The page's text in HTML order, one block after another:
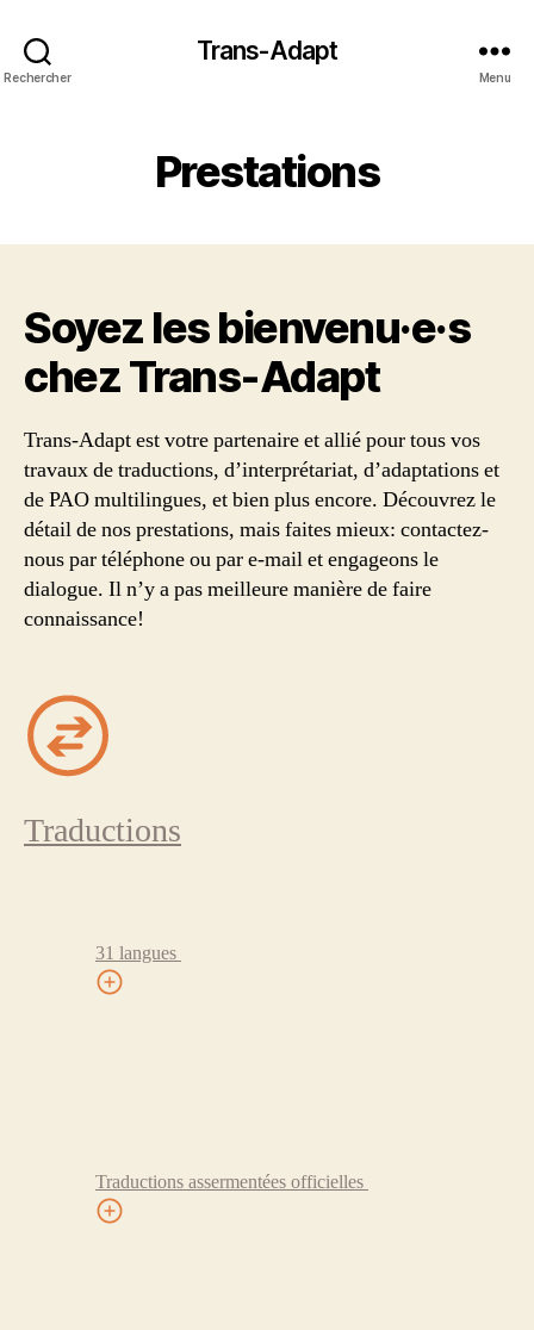
Rechercher
Trans-Adapt
Menu
Prestations
Soyez les bienvenu·e·s
chez Trans‑Adapt
Trans-Adapt est votre partenaire et allié pour tous vos
travaux de traductions, d’interprétariat, d’adaptations et
de PAO multilingues, et bien plus encore. Découvrez le
détail de nos prestations, mais faites mieux: contactez-
nous par téléphone ou par e-mail et engageons le
dialogue. Il n’y a pas meilleure manière de faire
connaissance!
Traductions
31 langues
Traductions assermentées officielles